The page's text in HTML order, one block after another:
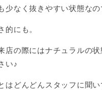
少なく抜きやすい状態なの
的にも。
店の際にはナチュラルの
い♪
はどんどんスタッフに聞い